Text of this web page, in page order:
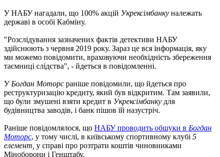
У НАБУ нагадали, що 100% акцій Укрексімбанку належать
державі в особі Кабміну.
"Розслідування зазначених фактів детективи НАБУ
здійснюють з червня 2019 року. Зараз це вся інформація, яку
ми можемо повідомити, враховуючи необхідність збереження
таємниці слідства", - йдеться в повідомленні.
У Богдан Моторс раніше повідомили, що йдеться про
реструктуризацію кредиту, який був відкритим. Там заявили,
що були змушені взяти кредит в Укрексімбанку для
будівництва заводів, і банк пішов їй назустріч.
Раніше повідомлялося, що НАБУ проводить обшуки в Богдан
Моторс, у тому числі, в київському спортивному клубі 5
елемент, у справі про розтрати коштів чиновниками
Міноборони і Генштабу.